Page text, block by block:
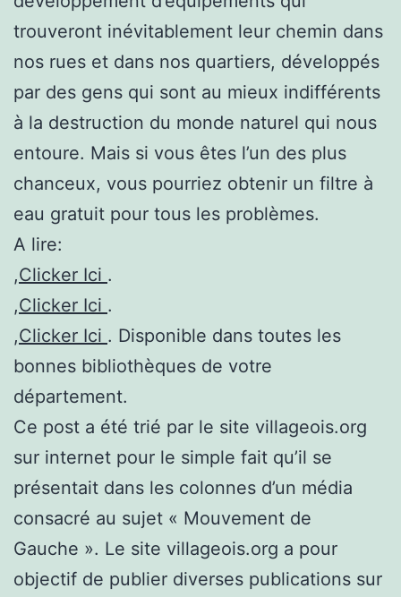
trouveront inévitablement leur chemin dans
nos rues et dans nos quartiers, développés
par des gens qui sont au mieux indifférents
à la destruction du monde naturel qui nous
entoure. Mais si vous êtes l’un des plus
chanceux, vous pourriez obtenir un filtre à
eau gratuit pour tous les problèmes.
A lire:
,Clicker Ici .
,Clicker Ici .
,Clicker Ici . Disponible dans toutes les
bonnes bibliothèques de votre
département.
Ce post a été trié par le site villageois.org
sur internet pour le simple fait qu’il se
présentait dans les colonnes d’un média
consacré au sujet « Mouvement de
Gauche ». Le site villageois.org a pour
objectif de publier diverses publications sur